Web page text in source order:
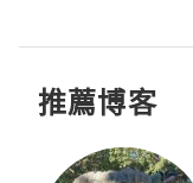
推薦博客